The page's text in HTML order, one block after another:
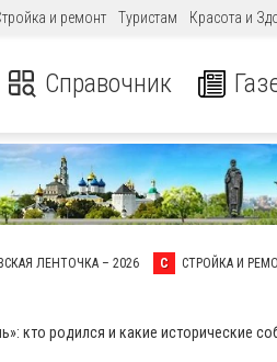
и ремонт Туристам Красота и
Справочник
ЛЕНТОЧКА – 2026 С СТРОЙКА И
кто родился и какие исторические